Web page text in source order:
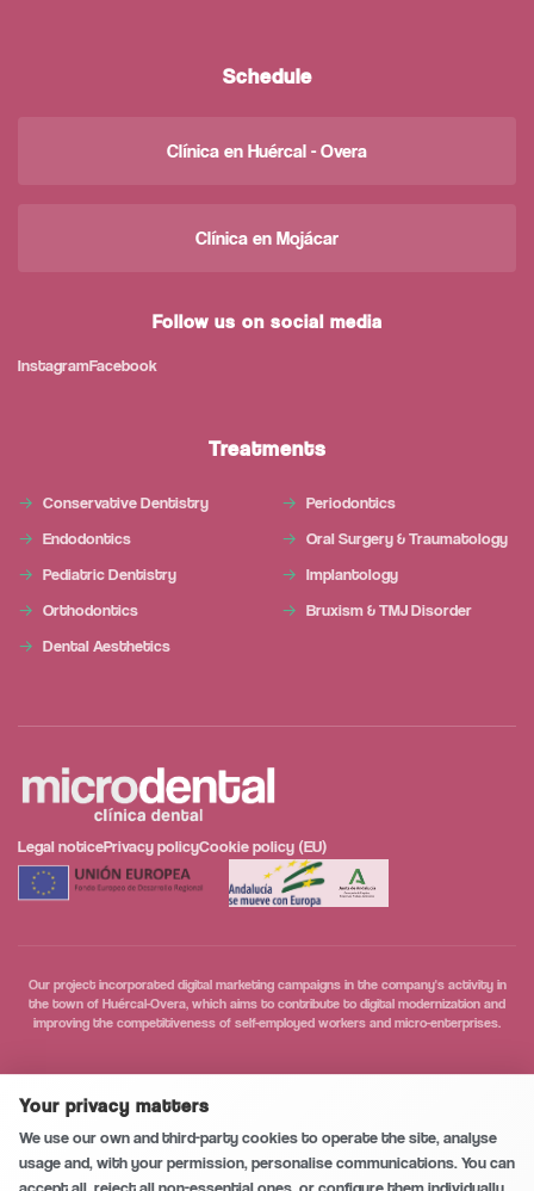
Schedule
Clínica en Huércal - Overa
Clínica en Mojácar
Follow us on social media
InstagramFacebook
Treatments
Conservative Dentistry
Endodontics
Pediatric Dentistry
Orthodontics
Dental Aesthetics
Periodontics
Oral Surgery & Traumatology
Implantology
Bruxism & TMJ Disorder
Legal noticePrivacy policyCookie policy (EU)
Our project incorporated digital marketing campaigns in the company's activity in
the town of Huércal-Overa, which aims to contribute to digital modernization and
improving the competitiveness of self-employed workers and micro-enterprises.
Your privacy matters
We use our own and third-party cookies to operate the site, analyse
usage and, with your permission, personalise communications. You can
accept all, reject all non-essential ones, or configure them individually.
Call